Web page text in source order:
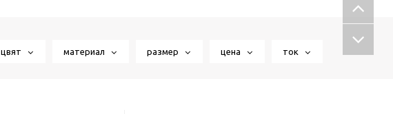
цвят материал размер цена ток